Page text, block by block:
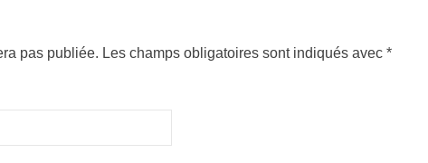
pas publiée. Les champs obligatoires sont indiqués avec *